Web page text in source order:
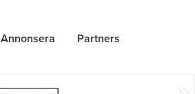
Annonsera Partners